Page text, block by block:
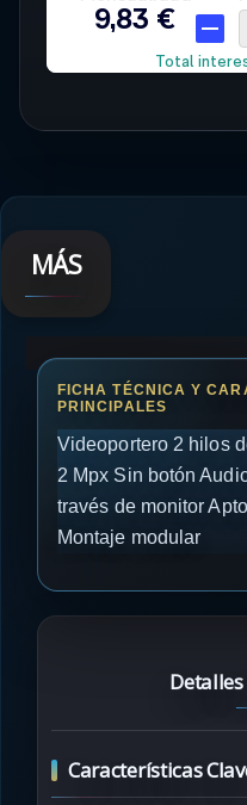
MÁS
Videoportero 2 hilos
2 Mpx Sin botón
través de monitor
Montaje modular
Características